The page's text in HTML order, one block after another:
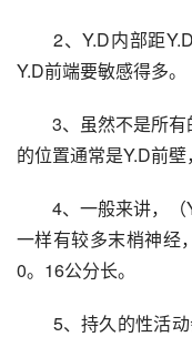
2、Y.D内部距Y.D
Y.D前端要敏感得多。
3、虽然不是所有
的位置通常是Y.D前壁
4、一般来讲，（Y
一样有较多末梢神经
0。16公分长。
5、持久的性活动